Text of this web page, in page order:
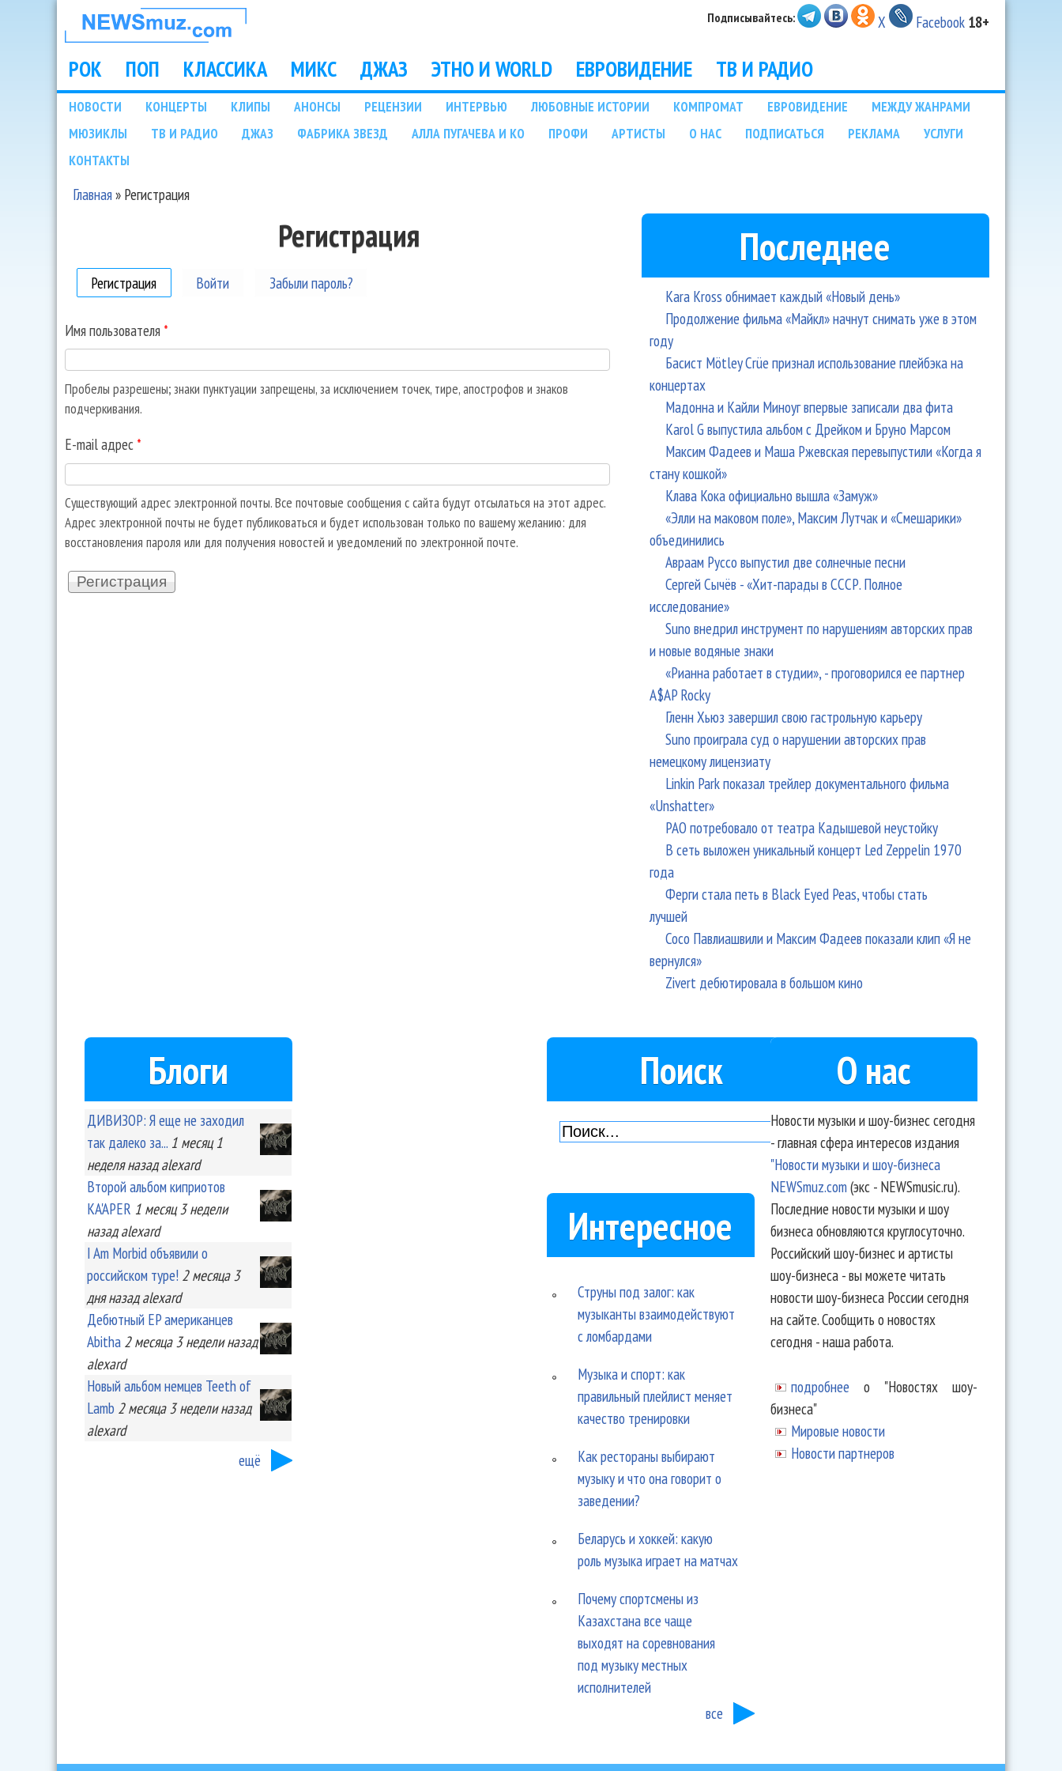
НОВОСТИ
МУЗЫКИ И
ШОУ БИЗНЕСА
NEWSMUZ.COM
Подписывайтесь: X Facebook 18+
Main menu
РОК ПОП КЛАССИКА МИКС ДЖАЗ ЭТНО И WORLD ЕВРОВИДЕНИЕ ТВ И РАДИО
Подразделы
НОВОСТИ КОНЦЕРТЫ КЛИПЫ АНОНСЫ РЕЦЕНЗИИ ИНТЕРВЬЮ ЛЮБОВНЫЕ ИСТОРИИ КОМПРОМАТ ЕВРОВИДЕНИЕ
МЕЖДУ ЖАНРАМИ
МЮЗИКЛЫ
ТВ И РАДИО ДЖАЗ ФАБРИКА ЗВЕЗД АЛЛА ПУГАЧЕВА И КО ПРОФИ АРТИСТЫ О НАС ПОДПИСАТЬСЯ РЕКЛАМА
УСЛУГИ
КОНТАКТЫ
Главная» Регистрация
Регистрация
Регистрация (активная вкладка)
Войти Забыли пароль?
Имя пользователя *
Пробелы разрешены; знаки пунктуации запрещены, за исключением точек, тире, апострофов и знаков
подчеркивания.
E-mail адрес *
Существующий адрес электронной почты. Все почтовые сообщения с сайта будут отсылаться на этот адрес.
Адрес электронной почты не будет публиковаться и будет использован только по вашему желанию: для
восстановления пароля или для получения новостей и уведомлений по электронной почте.
Последнее
Kara Kross обнимает каждый «Новый день»
Продолжение фильма «Майкл» начнут снимать уже в этом
году
Басист Mötley Crüe признал использование плейбэка на
концертах
Мадонна и Кайли Миноуг впервые записали два фита
Karol G выпустила альбом с Дрейком и Бруно Марсом
Максим Фадеев и Маша Ржевская перевыпустили «Когда я
стану кошкой»
Клава Кока официально вышла «Замуж»
«Элли на маковом поле», Максим Лутчак и «Смешарики»
объединились
Авраам Руссо выпустил две солнечные песни
Сергей Сычёв - «Хит-парады в СССР. Полное
исследование»
Suno внедрил инструмент по нарушениям авторских прав
и новые водяные знаки
«Рианна работает в студии», - проговорился ее партнер
A$AP Rocky
Гленн Хьюз завершил свою гастрольную карьеру
Suno проиграла суд о нарушении авторских прав
немецкому лицензиату
Linkin Park показал трейлер документального фильма
«Unshatter»
РАО потребовало от театра Кадышевой неустойку
В сеть выложен уникальный концерт Led Zeppelin 1970
года
Ферги стала петь в Black Eyed Peas, чтобы стать
лучшей
Сосо Павлиашвили и Максим Фадеев показали клип «Я не
вернулся»
Zivert дебютировала в большом кино
Блоги
ДИВИЗОР: Я еще не заходил
так далеко за... 1 месяц 1
неделяназад alexard
Второй альбом киприотов
KA'APER 1 месяц 3 недели
назад alexard
I Am Morbid объявили о
российском туре! 2 месяца 3
дняназад alexard
Дебютный EP американцев
Abitha 2 месяца 3 неделиназад
alexard
Новый альбом немцев Teeth of
Lamb 2 месяца 3 неделиназад
alexard
ещё
Поиск
Интересное
Струны под залог: как
музыканты взаимодействуют
с ломбардами
Музыка и спорт: как
правильный плейлист меняет
качество тренировки
Как рестораны выбирают
музыку и что она говорит о
заведении?
Беларусь и хоккей: какую
роль музыка играет на матчах
Почему спортсмены из
Казахстана все чаще
выходят на соревнования
под музыку местных
исполнителей
все
О нас
Новости музыки и шоу-бизнес сегодня
- главная сфера интересов издания
"Новости музыки и шоу-бизнеса
NEWSmuz.com(экс - NEWSmusic.ru).
Последние новости музыки и шоу
бизнеса обновляются круглосуточно.
Российский шоу-бизнес и артисты
шоу-бизнеса - вы можете читать
новости шоу-бизнеса России сегодня
на сайте. Сообщить о новостях
сегодня - наша работа.
подробнее о "Новостях шоу-
бизнеса"
Мировые новости
Новости партнеров